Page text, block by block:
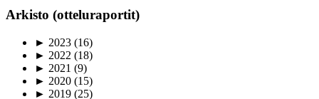
Arkisto (otteluraportit)
► 2023 (16)
► 2022 (18)
► 2021 (9)
► 2020 (15)
► 2019 (25)